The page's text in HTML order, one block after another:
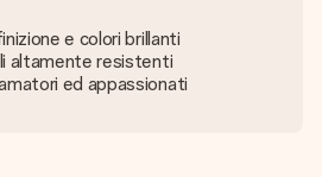
e colori brillanti
altamente resistenti
ed appassionati